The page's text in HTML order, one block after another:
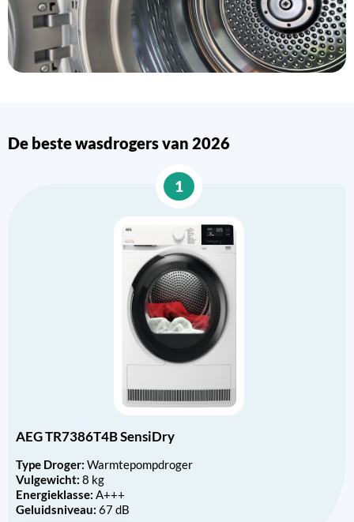
De beste wasdrogers van 2026
1
AEG TR7386T4B SensiDry
Type Droger: Warmtepompdroger
Vulgewicht: 8 kg
Energieklasse: A+++
Geluidsniveau: 67 dB